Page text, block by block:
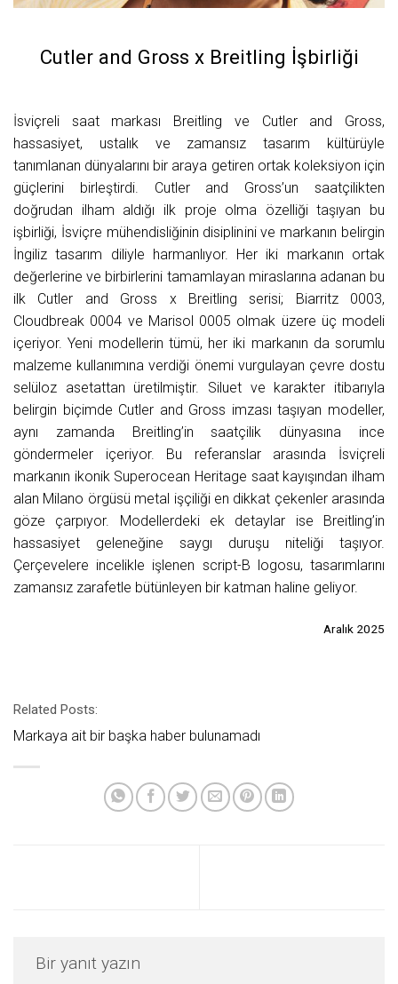
Cutler and Gross x Breitling İşbirliği
İsviçreli saat markası Breitling ve Cutler and Gross,
hassasiyet, ustalık ve zamansız tasarım kültürüyle
tanımlanan dünyalarını bir araya getiren ortak koleksiyon için
güçlerini birleştirdi. Cutler and Gross’un saatçilikten
doğrudan ilham aldığı ilk proje olma özelliği taşıyan bu
işbirliği, İsviçre mühendisliğinin disiplinini ve markanın belirgin
İngiliz tasarım diliyle harmanlıyor. Her iki markanın ortak
değerlerine ve birbirlerini tamamlayan miraslarına adanan bu
ilk Cutler and Gross x Breitling serisi; Biarritz 0003,
Cloudbreak 0004 ve Marisol 0005 olmak üzere üç modeli
içeriyor. Yeni modellerin tümü, her iki markanın da sorumlu
malzeme kullanımına verdiği önemi vurgulayan çevre dostu
selüloz asetattan üretilmiştir. Siluet ve karakter itibarıyla
belirgin biçimde Cutler and Gross imzası taşıyan modeller,
aynı zamanda Breitling’in saatçilik dünyasına ince
göndermeler içeriyor. Bu referanslar arasında İsviçreli
markanın ikonik Superocean Heritage saat kayışından ilham
alan Milano örgüsü metal işçiliği en dikkat çekenler arasında
göze çarpıyor. Modellerdeki ek detaylar ise Breitling’in
hassasiyet geleneğine saygı duruşu niteliği taşıyor.
Çerçevelere incelikle işlenen script-B logosu, tasarımlarını
zamansız zarafetle bütünleyen bir katman haline geliyor.
Aralık 2025
Related Posts:
Markaya ait bir başka haber bulunamadı
Bir yanıt yazın